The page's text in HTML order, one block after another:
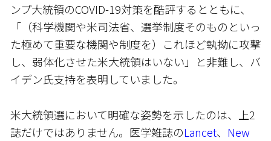
ンプ大統領のCOVID-19対策を酷評するとともに、
「（科学機関や米司法省、選挙制度そのものといっ
た極めて重要な機関や制度を）これほど執拗に攻撃
し、弱体化させた米大統領はいない」と非難し、バ
イデン氏支持を表明していました。
米大統領選において明確な姿勢を示したのは、上2
誌だけではありません。医学雑誌のLancet、 New